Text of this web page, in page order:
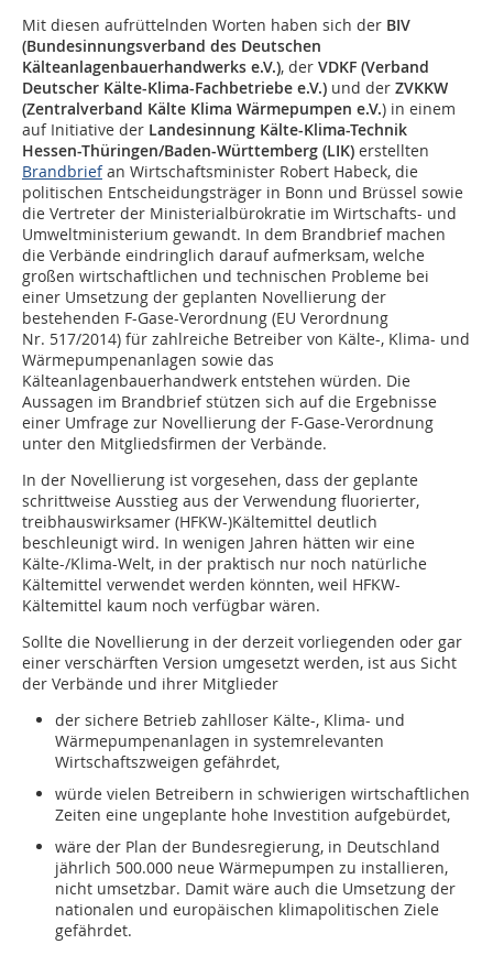
Mit diesen aufrüttelnden Worten haben sich der BIV
(Bundesinnungsverband des Deutschen
Kälteanlagenbauerhandwerks e.V.), der VDKF (Verband
Deutscher Kälte-Klima-Fachbetriebe e.V.) und der ZVKKW
(Zentralverband Kälte Klima Wärmepumpen e.V.) in einem
auf Initiative der Landesinnung Kälte-Klima-Technik
Hessen-Thüringen/Baden-Württemberg (LIK) erstellten
Brandbriefan Wirtschaftsminister Robert Habeck, die
politischen Entscheidungsträger in Bonn und Brüssel sowie
die Vertreter der Ministerialbürokratie im Wirtschafts- und
Umweltministerium gewandt. In dem Brandbrief machen
die Verbände eindringlich darauf aufmerksam, welche
großen wirtschaftlichen und technischen Probleme bei
einer Umsetzung der geplanten Novellierung der
bestehenden F-Gase-Verordnung (EU Verordnung
Nr. 517/2014) für zahlreiche Betreiber von Kälte-, Klima- und
Wärmepumpenanlagen sowie das
Kälteanlagenbauerhandwerk entstehen würden. Die
Aussagen im Brandbrief stützen sich auf die Ergebnisse
einer Umfrage zur Novellierung der F-Gase-Verordnung
unter den Mitgliedsfirmen der Verbände.
In der Novellierung ist vorgesehen, dass der geplante
schrittweise Ausstieg aus der Verwendung fluorierter,
treibhauswirksamer (HFKW-)Kältemittel deutlich
beschleunigt wird. In wenigen Jahren hätten wir eine
Kälte-/Klima-Welt, in der praktisch nur noch natürliche
Kältemittel verwendet werden könnten, weil HFKW-
Kältemittel kaum noch verfügbar wären.
Sollte die Novellierung in der derzeit vorliegenden oder gar
einer verschärften Version umgesetzt werden, ist aus Sicht
der Verbände und ihrer Mitglieder
der sichere Betrieb zahlloser Kälte-, Klima- und
Wärmepumpenanlagen in systemrelevanten
Wirtschaftszweigen gefährdet,
würde vielen Betreibern in schwierigen wirtschaftlichen
Zeiten eine ungeplante hohe Investition aufgebürdet,
wäre der Plan der Bundesregierung, in Deutschland
jährlich 500.000 neue Wärmepumpen zu installieren,
nicht umsetzbar. Damit wäre auch die Umsetzung der
nationalen und europäischen klimapolitischen Ziele
gefährdet.